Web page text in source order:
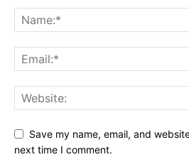
Save my name, email, and
next time I comment.